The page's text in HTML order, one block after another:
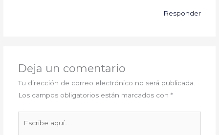
Responder
Deja un comentario
Tu dirección de correo electrónico no será publicada.
Los campos obligatorios están marcados con *